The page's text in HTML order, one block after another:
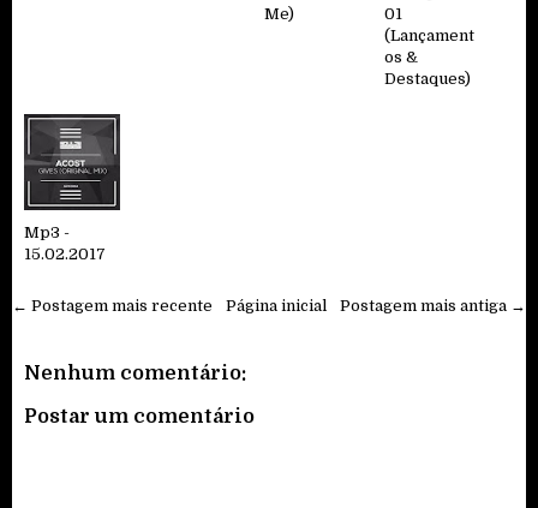
Me)
01
(Lançament
os &
Destaques)
Mp3 -
15.02.2017
← Postagem mais recente Postagem mais antiga →
Página inicial
Nenhum comentário:
Postar um comentário